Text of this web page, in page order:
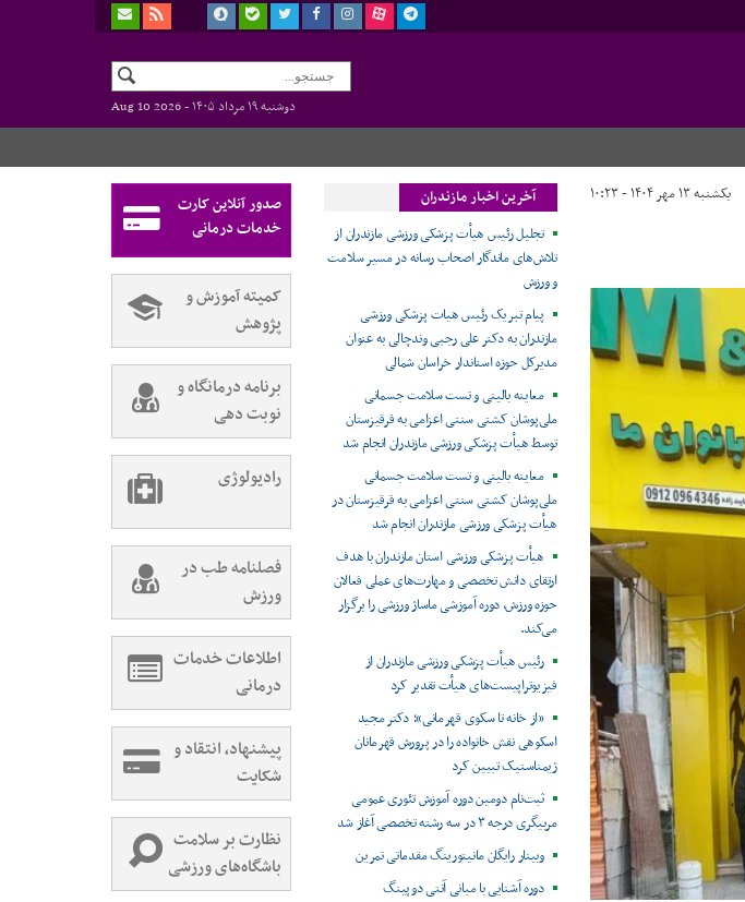
دوشنبه ۱۹ مرداد ۱۴۰۵ -
Aug 10 2026
یکشنبه ۱۳ مهر ۱۴۰۴ - ۱۰:۲۳
آخرین اخبار مازندران
تجلیل رئیس هیأت پزشکی ورزشی مازندران از
تلاش‌های ماندگار اصحاب رسانه در مسیر سلامت
و ورزش
پیام تبریک رئیس هیات پزشکی ورزشی
مازندران به دکتر علی رجبی وندچالی به عنوان
مدیرکل حوزه استاندار خراسان شمالی
معاینه بالینی و تست سلامت جسمانی
ملی‌پوشان کشتی سنتی اعزامی به قرقیزستان
توسط هیأت پزشکی ورزشی مازندران انجام شد
معاینه بالینی و تست سلامت جسمانی
ملی‌پوشان کشتی سنتی اعزامی به قرقیزستان در
هیأت پزشکی ورزشی مازندران انجام شد
هیأت پزشکی ورزشی استان مازندران با هدف
ارتقای دانش تخصصی و مهارت‌های عملی فعالان
حوزه ورزش، دوره آموزشی ماساژ ورزشی را برگزار
می‌کند.
رئیس هیأت پزشکی ورزشی مازندران از
فیزیوتراپیست‌های هیأت تقدیر کرد
«از خانه تا سکوی قهرمانی»؛ دکتر مجید
اسکوهی نقش خانواده را در پرورش قهرمانان
ژیمناستیک تبیین کرد
ثبت‌نام دومین دوره آموزش تئوری عمومی
مربیگری درجه ۳ در سه رشته تخصصی آغاز شد
وبینار رایگان مانیتورینگ مقدماتی تمرین
دوره آشنایی با مبانی آنتی دوپینگ
صدور آنلاین کارت
خدمات درمانی
کمیته آموزش و
پژوهش
برنامه درمانگاه و
نوبت دهی
رادیولوژی
فصلنامه طب در
ورزش
اطلاعات خدمات
درمانی
پیشنهاد، انتقاد و
شکایت
نظارت بر سلامت
باشگاه‌های ورزشی